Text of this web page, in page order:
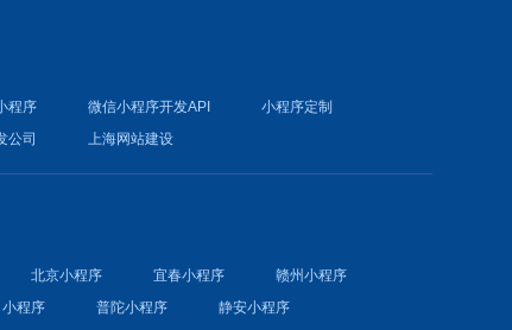
程序 微信小程序开发API
小程序定制
公司 上海网站建设
北京小程序 宜春小程序
赣州小程序
程序 普陀小程序 静安小程序